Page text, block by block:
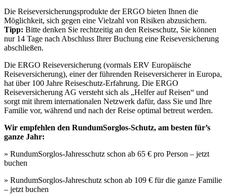
Die Reiseversicherungsprodukte der ERGO bieten Ihnen die
Möglichkeit, sich gegen eine Vielzahl von Risiken abzusichern.
Tipp: Bitte denken Sie rechtzeitig an den Reiseschutz, Sie können
nur 14 Tage nach Abschluss Ihrer Buchung eine Reiseversicherung
abschließen.
Die ERGO Reiseversicherung (vormals ERV Europäische
Reiseversicherung), einer der führenden Reiseversicherer in Europa,
hat über 100 Jahre Reiseschutz-Erfahrung. Die ERGO
Reiseversicherung AG versteht sich als „Helfer auf Reisen“ und
sorgt mit ihrem internationalen Netzwerk dafür, dass Sie und Ihre
Familie vor, während und nach der Reise optimal betreut werden.
Wir empfehlen den RundumSorglos-Schutz, am besten für’s
ganze Jahr:
» RundumSorglos-Jahresschutz schon ab 65 € pro Person – jetzt
buchen
» RundumSorglos-Jahreschutz schon ab 109 € für die ganze Familie
– jetzt buchen